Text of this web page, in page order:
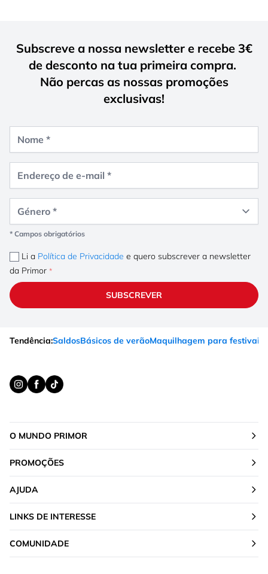
Subscreve a nossa newsletter e recebe 3€
de desconto na tua primeira compra.
Não percas as nossas promoções
exclusivas!
* Campos obrigatórios
Li a Política de Privacidade e quero subscrever a newsletter
da Primor
SUBSCREVER
Tendência:SaldosBásicos de verãoMaquilhagem para festivais
O MUNDO PRIMOR
PROMOÇÕES
AJUDA
LINKS DE INTERESSE
COMUNIDADE